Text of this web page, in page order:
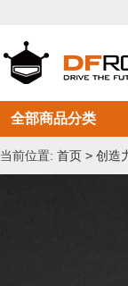
全部商品分类
当前位置: 首页 > 创造